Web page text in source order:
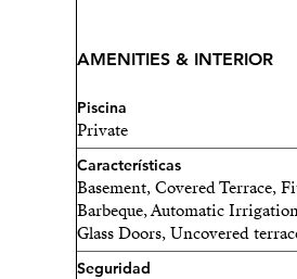
AMENITIES & INTERIOR
Piscina
Private
Características
Basement, Covered Terrace,
Barbeque, Automatic
Glass Doors, Uncovered
Seguridad